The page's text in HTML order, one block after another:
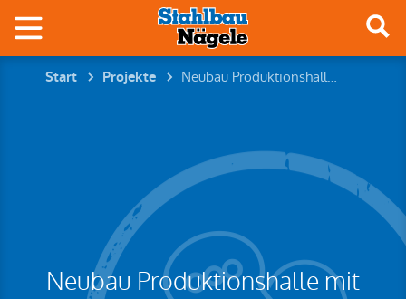
Start Projekte Neubau Produktionshalle mit Büro
Neubau Produktionshalle mit